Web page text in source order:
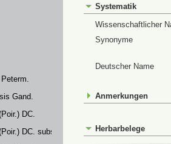
Gand.
DC.
DC. subsp. palmstruchii (Lindm.) Franco
Systematik
Wissenschaftlicher
Synonyme
Deutscher Name
Anmerkungen
Herbarbelege